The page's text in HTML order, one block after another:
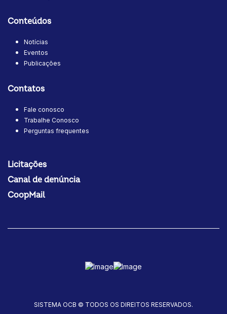
Conteúdos
Notícias
Eventos
Publicações
Contatos
Fale conosco
Trabalhe Conosco
Perguntas frequentes
Licitações
Canal de denúncia
CoopMail
SISTEMA OCB © TODOS OS DIREITOS RESERVADOS.